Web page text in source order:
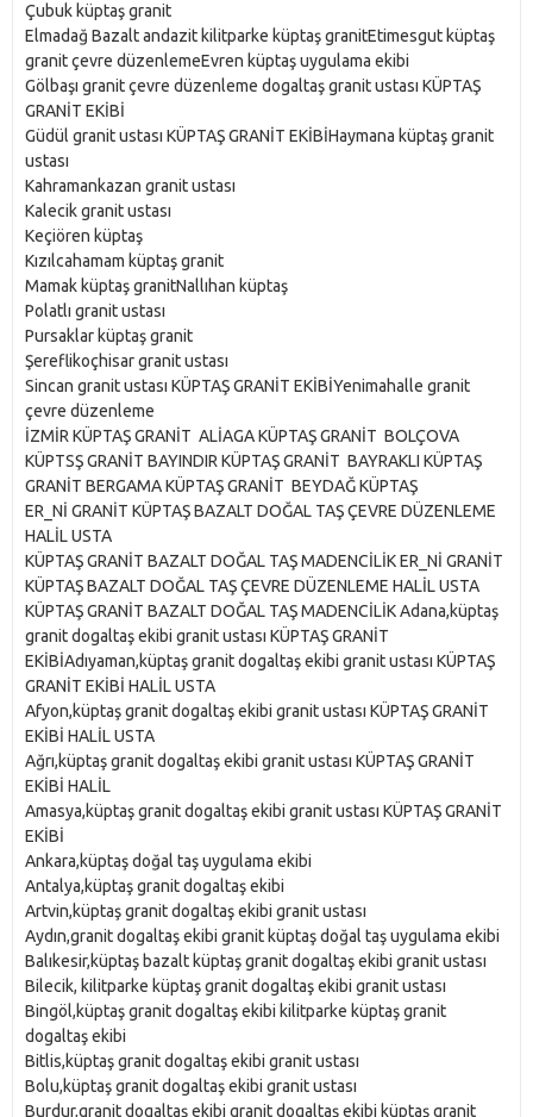
Çubuk küptaş granit
Elmadağ Bazalt andazit kilitparke küptaş granitEtimesgut küptaş
granit çevre düzenlemeEvren küptaş uygulama ekibi
Gölbaşı granit çevre düzenleme dogaltaş granit ustası KÜPTAŞ
GRANİT EKİBİ
Güdül granit ustası KÜPTAŞ GRANİT EKİBİHaymana küptaş granit
ustası
Kahramankazan granit ustası
Kalecik granit ustası
Keçiören küptaş
Kızılcahamam küptaş granit
Mamak küptaş granitNallıhan küptaş
Polatlı granit ustası
Pursaklar küptaş granit
Şereflikoçhisar granit ustası
Sincan granit ustası KÜPTAŞ GRANİT EKİBİYenimahalle granit
çevre düzenleme
İZMİR KÜPTAŞ GRANİT ALİAGA KÜPTAŞ GRANİT BOLÇOVA
KÜPTSŞ GRANİT BAYINDIR KÜPTAŞ GRANİT BAYRAKLI KÜPTAŞ
GRANİT BERGAMA KÜPTAŞ GRANİT BEYDAĞ KÜPTAŞ
ER_Nİ GRANİT KÜPTAŞ BAZALT DOĞAL TAŞ ÇEVRE DÜZENLEME
HALİL USTA
KÜPTAŞ GRANİT BAZALT DOĞAL TAŞ MADENCİLİK ER_Nİ GRANİT
KÜPTAŞ BAZALT DOĞAL TAŞ ÇEVRE DÜZENLEME HALİL USTA
KÜPTAŞ GRANİT BAZALT DOĞAL TAŞ MADENCİLİK Adana,küptaş
granit dogaltaş ekibi granit ustası KÜPTAŞ GRANİT
EKİBİAdıyaman,küptaş granit dogaltaş ekibi granit ustası KÜPTAŞ
GRANİT EKİBİ HALİL USTA
Afyon,küptaş granit dogaltaş ekibi granit ustası KÜPTAŞ GRANİT
EKİBİ HALİL USTA
Ağrı,küptaş granit dogaltaş ekibi granit ustası KÜPTAŞ GRANİT
EKİBİ HALİL
Amasya,küptaş granit dogaltaş ekibi granit ustası KÜPTAŞ GRANİT
EKİBİ
Ankara,küptaş doğal taş uygulama ekibi
Antalya,küptaş granit dogaltaş ekibi
Artvin,küptaş granit dogaltaş ekibi granit ustası
Aydın,granit dogaltaş ekibi granit küptaş doğal taş uygulama ekibi
Balıkesir,küptaş bazalt küptaş granit dogaltaş ekibi granit ustası
Bilecik, kilitparke küptaş granit dogaltaş ekibi granit ustası
Bingöl,küptaş granit dogaltaş ekibi kilitparke küptaş granit
dogaltaş ekibi
Bitlis,küptaş granit dogaltaş ekibi granit ustası
Bolu,küptaş granit dogaltaş ekibi granit ustası
Burdur,granit dogaltaş ekibi granit dogaltaş ekibi küptaş granit